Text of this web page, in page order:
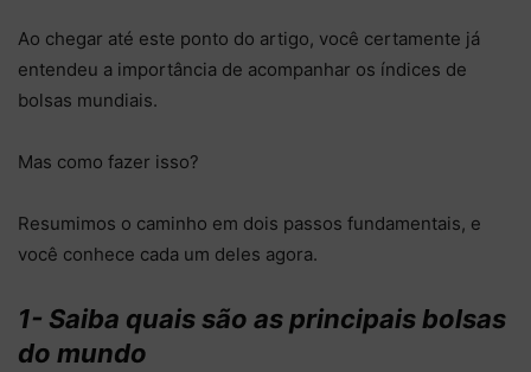
Ao chegar até este ponto do artigo, você certamente já
entendeu a importância de acompanhar os índices de
bolsas mundiais.
Mas como fazer isso?
Resumimos o caminho em dois passos fundamentais, e
você conhece cada um deles agora.
1- Saiba quais são as principais bolsas
do mundo